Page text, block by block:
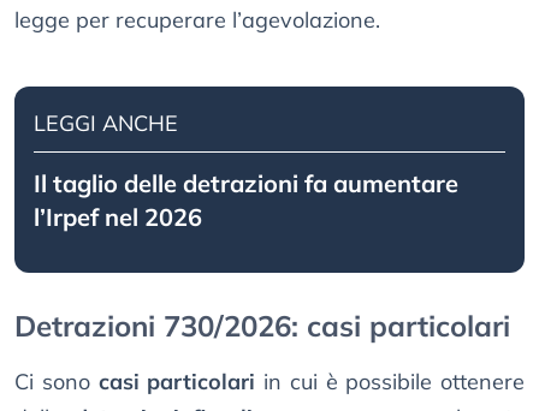
legge per recuperare l’agevolazione.
LEGGI ANCHE
Il taglio delle detrazioni fa aumentare
l’Irpef nel 2026
Detrazioni 730/2026: casi particolari
Ci sono casi particolari in cui è possibile ottenere